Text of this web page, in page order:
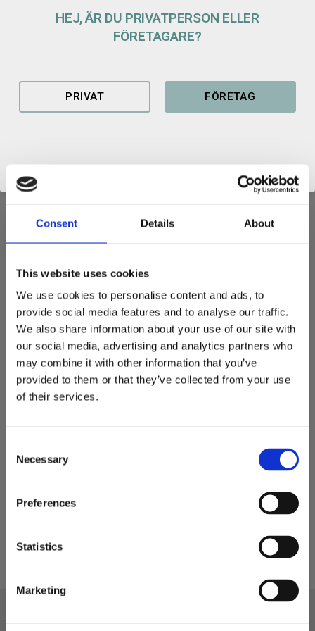
Consent Details About
This website uses cookies
We use cookies to personalise content and ads, to
provide social media features and to analyse our traffic.
We also share information about your use of our site with
our social media, advertising and analytics partners who
may combine it with other information that you’ve
provided to them or that they’ve collected from your use
of their services.
Necessary
Preferences
Statistics
Marketing
TANDHÅLLARE
Storlek: 2,5 "
Relaterade produkter
249
HEJ, ÄR DU PRIVATPERSON ELLER
FÖRETAGARE?
PRIVAT FÖRETAG